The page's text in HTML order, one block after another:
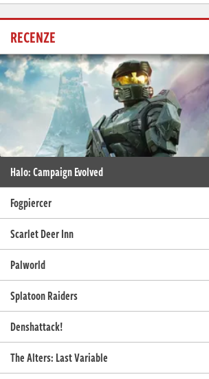
RECENZE
Halo: Campaign Evolved
Fogpiercer
Scarlet Deer Inn
Palworld
Splatoon Raiders
Denshattack!
The Alters: Last Variable